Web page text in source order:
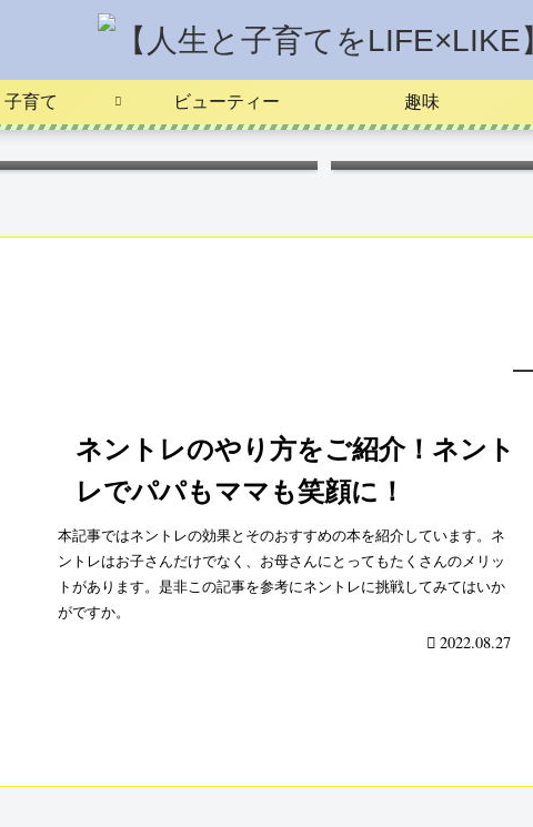
子育て ビューティー 趣味
ネントレのやり方をご紹介！ネント
レでパパもママも笑顔に！
本記事ではネントレの効果とそのおすすめの本を紹介しています。ネ
ントレはお子さんだけでなく、お母さんにとってもたくさんのメリッ
トがあります。是非この記事を参考にネントレに挑戦してみてはいか
がですか。
2022.08.27